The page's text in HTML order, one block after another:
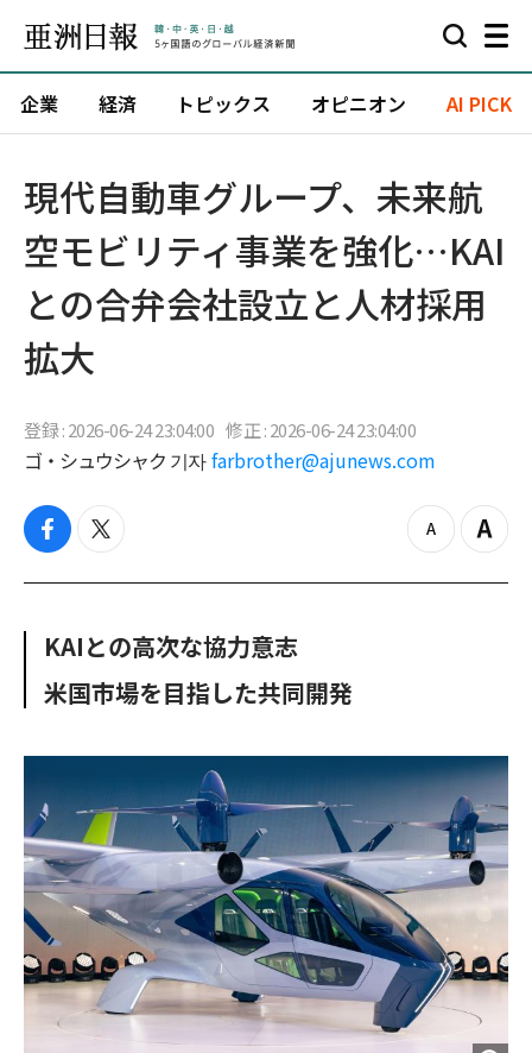
企業 経済 トピックス オピニオン AI PICK
現代自動車グループ、未来航
空モビリティ事業を強化…KAI
との合弁会社設立と人材採用
拡大
登録 : 2026-06-24 23:04:00 修正 : 2026-06-24 23:04:00
ゴ・シュウシャク 기자 farbrother@ajunews.com
f
c
o
k
t
i
e
z
o
Z
o
KAIとの高次な協力意志
米国市場を目指した共同開発